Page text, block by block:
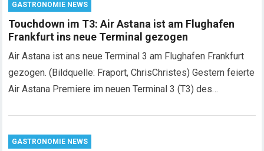
GASTRONOMIE NEWS
Touchdown im T3: Air Astana ist am Flughafen
Frankfurt ins neue Terminal gezogen
Air Astana ist ans neue Terminal 3 am Flughafen Frankfurt
gezogen. (Bildquelle: Fraport, ChrisChristes) Gestern feierte
Air Astana Premiere im neuen Terminal 3 (T3) des…
GASTRONOMIE NEWS